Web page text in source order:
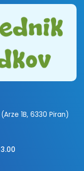
1B, 6330 Piran)